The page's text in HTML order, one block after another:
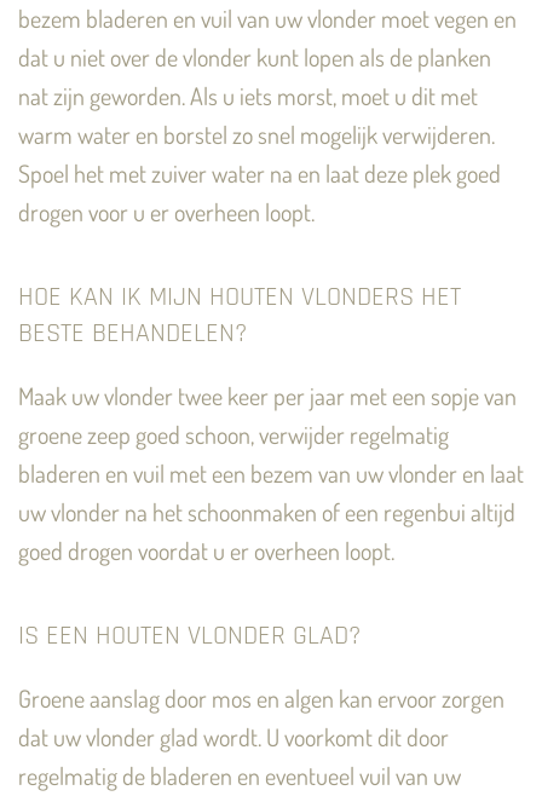
bezem bladeren en vuil van uw vlonder moet vegen en
dat u niet over de vlonder kunt lopen als de planken
nat zijn geworden. Als u iets morst, moet u dit met
warm water en borstel zo snel mogelijk verwijderen.
Spoel het met zuiver water na en laat deze plek goed
drogen voor u er overheen loopt.
HOE KAN IK MIJN HOUTEN VLONDERS HET
BESTE BEHANDELEN?
Maak uw vlonder twee keer per jaar met een sopje van
groene zeep goed schoon, verwijder regelmatig
bladeren en vuil met een bezem van uw vlonder en laat
uw vlonder na het schoonmaken of een regenbui altijd
goed drogen voordat u er overheen loopt.
IS EEN HOUTEN VLONDER GLAD?
Groene aanslag door mos en algen kan ervoor zorgen
dat uw vlonder glad wordt. U voorkomt dit door
regelmatig de bladeren en eventueel vuil van uw